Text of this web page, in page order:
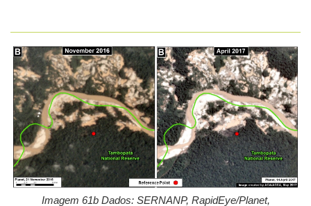
Imagem 61b Dados: SERNANP, RapidEye/Planet,